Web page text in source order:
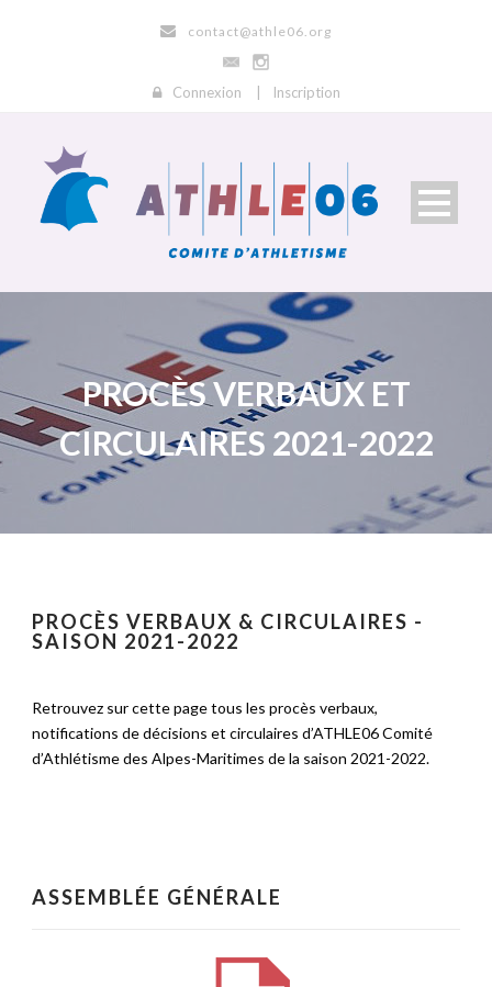
contact@athle06.org
Connexion Inscription
PROCÈS VERBAUX ET
CIRCULAIRES 2021-2022
PROCÈS VERBAUX & CIRCULAIRES -
SAISON 2021-2022
Retrouvez sur cette page tous les procès verbaux,
notifications de décisions et circulaires d’ATHLE06 Comité
d’Athlétisme des Alpes-Maritimes de la saison 2021-2022.
ASSEMBLÉE GÉNÉRALE